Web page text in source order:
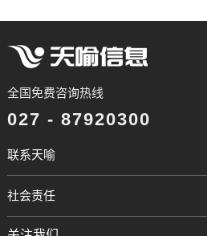
全国免费咨询热线
027 - 87920300
联系天喻
社会责任